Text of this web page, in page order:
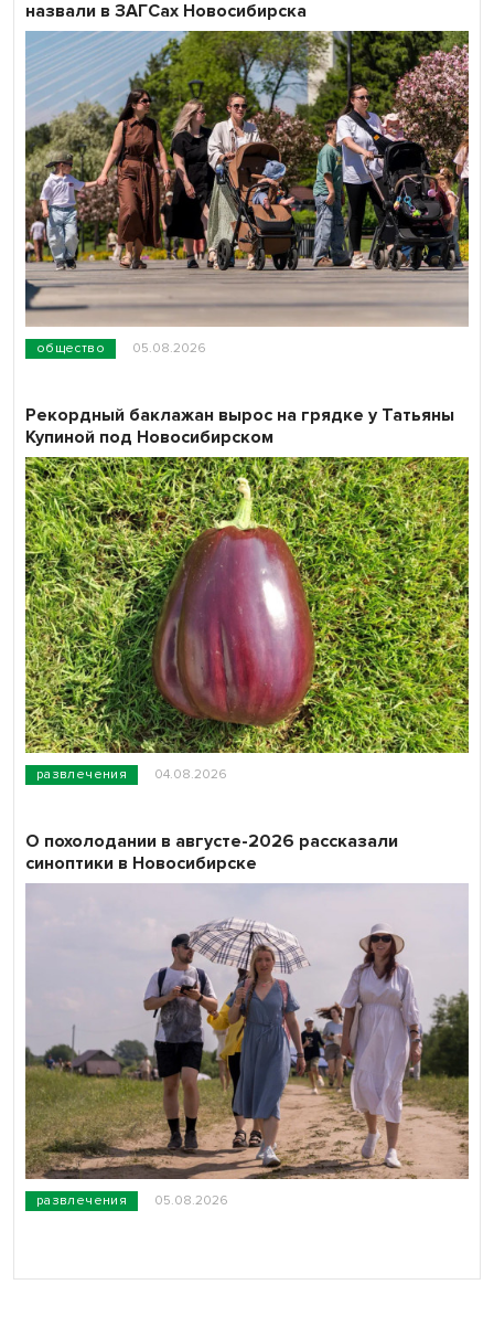
общество 05.08.2026
назвали в ЗАГСах Новосибирска
развлечения 04.08.2026
Рекордный баклажан вырос на грядке у Татьяны
Купиной под Новосибирском
развлечения 05.08.2026
О похолодании в августе-2026 рассказали
синоптики в Новосибирске